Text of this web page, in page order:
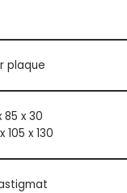
plaque
85 x 30
105 x 130